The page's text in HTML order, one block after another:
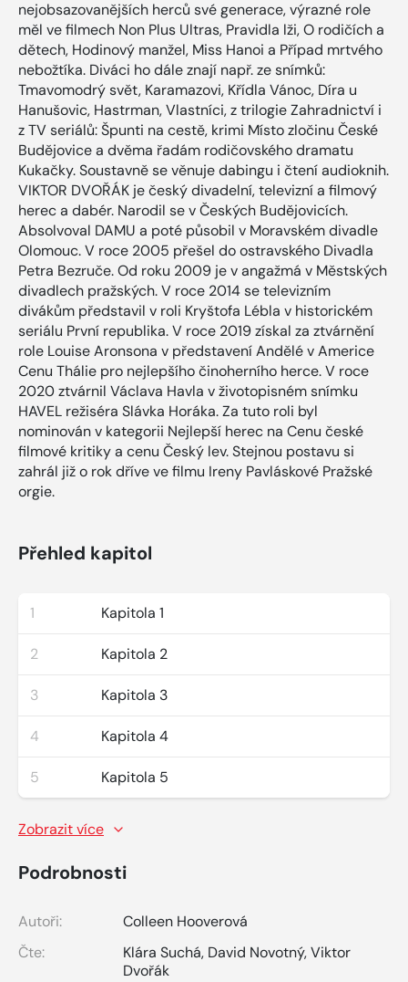
nejobsazovanějších herců své generace, výrazné role
měl ve filmech Non Plus Ultras, Pravidla lži, O rodičích a
dětech, Hodinový manžel, Miss Hanoi a Případ mrtvého
nebožtíka. Diváci ho dále znají např. ze snímků:
Tmavomodrý svět, Karamazovi, Křídla Vánoc, Díra u
Hanušovic, Hastrman, Vlastníci, z trilogie Zahradnictví i
z TV seriálů: Špunti na cestě, krimi Místo zločinu České
Budějovice a dvěma řadám rodičovského dramatu
Kukačky. Soustavně se věnuje dabingu i čtení audioknih.
VIKTOR DVOŘÁK je český divadelní, televizní a filmový
herec a dabér. Narodil se v Českých Budějovicích.
Absolvoval DAMU a poté působil v Moravském divadle
Olomouc. V roce 2005 přešel do ostravského Divadla
Petra Bezruče. Od roku 2009 je v angažmá v Městských
divadlech pražských. V roce 2014 se televizním
divákům představil v roli Kryštofa Lébla v historickém
seriálu První republika. V roce 2019 získal za ztvárnění
role Louise Aronsona v představení Andělé v Americe
Cenu Thálie pro nejlepšího činoherního herce. V roce
2020 ztvárnil Václava Havla v životopisném snímku
HAVEL režiséra Slávka Horáka. Za tuto roli byl
nominován v kategorii Nejlepší herec na Cenu české
filmové kritiky a cenu Český lev. Stejnou postavu si
zahrál již o rok dříve ve filmu Ireny Pavláskové Pražské
orgie.
Přehled kapitol
1 Kapitola 1
2 Kapitola 2
3 Kapitola 3
4 Kapitola 4
5 Kapitola 5
Zobrazit více
Podrobnosti
Autoři:
Colleen Hooverová
Čte:
Klára Suchá, David Novotný,Viktor
Dvořák